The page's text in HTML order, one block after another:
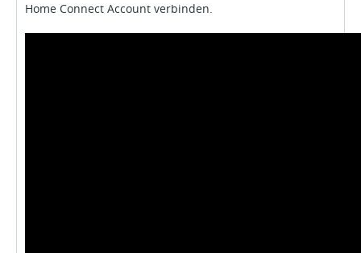
Home Connect Account verbinden.